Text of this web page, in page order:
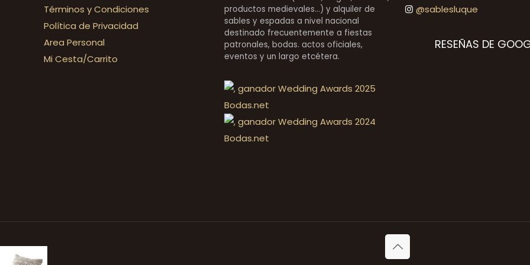
Términos y Condiciones
Política de Privacidad
Area Personal
Mi Cesta/Carrito
productos medievales...) y alquiler de
sables y espadas a nivel nacional
destinado frecuentemente a fiestas
patronales, bodas. actos oficiales,
eventos y un largo etcétera.
@sablesluque
RESEÑAS DE